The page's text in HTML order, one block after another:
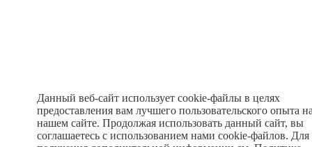
Данный веб-сайт использует cookie-файлы в целях
предоставления вам лучшего пользовательского опыта
нашем сайте. Продолжая использовать данный сайт, вы
соглашаетесь с использованием нами cookie-файлов. Для